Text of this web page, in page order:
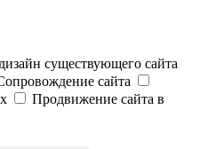
существующего сайта
сайта
Продвижение сайта в